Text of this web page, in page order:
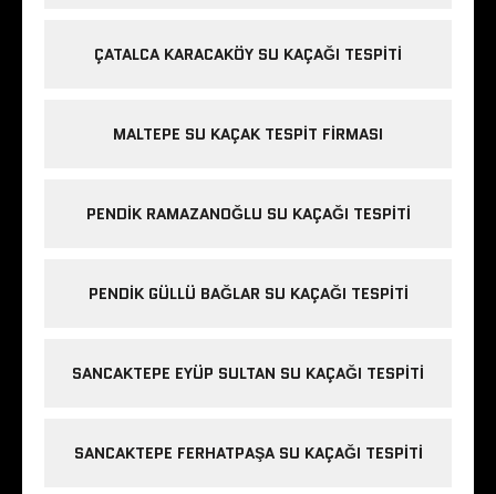
ÇATALCA KARACAKÖY SU KAÇAĞI TESPITI
MALTEPE SU KAÇAK TESPIT FIRMASI
PENDIK RAMAZANOĞLU SU KAÇAĞI TESPITI
PENDIK GÜLLÜ BAĞLAR SU KAÇAĞI TESPITI
SANCAKTEPE EYÜP SULTAN SU KAÇAĞI TESPITI
SANCAKTEPE FERHATPAŞA SU KAÇAĞI TESPITI